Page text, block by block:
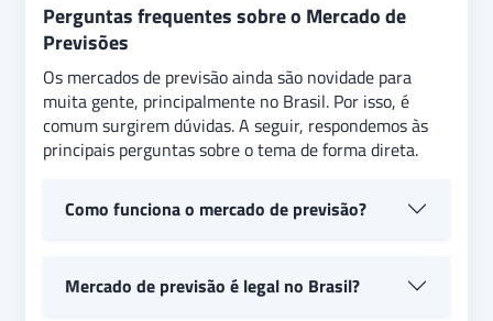
Perguntas frequentes sobre o Mercado de
Previsões
Os mercados de previsão ainda são novidade para
muita gente, principalmente no Brasil. Por isso, é
comum surgirem dúvidas. A seguir, respondemos às
principais perguntas sobre o tema de forma direta.
Como funciona o mercado de previsão?
com respostas objetivas, geralmente “Sim” ou
Mercado de previsão é legal no Brasil?